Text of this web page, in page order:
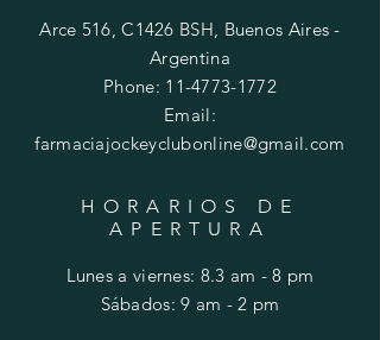
Arce 516, C1426 BSH, Buenos Aires -
Argentina
Phone: 11-4773-1772
Email:
farmaciajockeyclubonline@gmail.com
HORARIOS DE
APERTURA
Lunes a viernes: 8.3 am - 8 pm
​​Sábados: 9 am - 2 pm